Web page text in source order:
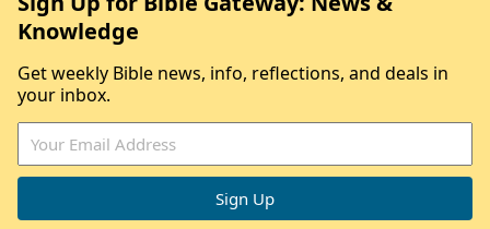
Knowledge
Get weekly Bible news, info, reflections, and deals in
your inbox.